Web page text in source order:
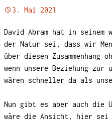
3. Mai 2021
David Abram hat in seinem
der Natur sei, dass wir
über diesen
wenn unsere Beziehung
wären schneller da als
Nun gibt es aber auch die
wäre die Ansicht, hier sei